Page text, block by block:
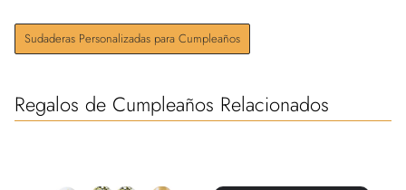
Sudaderas Personalizadas para Cumpleaños
Regalos de Cumpleaños Relacionados